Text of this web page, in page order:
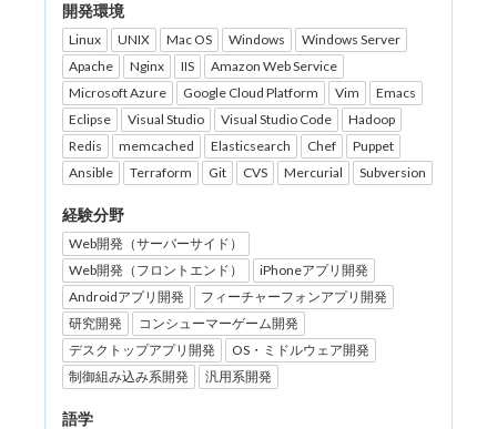
開発環境
Linux UNIX Mac OS Windows
Windows Server
Apache
Nginx IIS
Amazon Web Service
Microsoft Azure
Google Cloud Platform Vim
Emacs
Eclipse
Visual Studio Visual Studio Code
Hadoop
Redis
memcached Elasticsearch Chef
Puppet
Ansible
Terraform Git CVS Mercurial Subversion
経験分野
Web開発（サーバーサイド）
Web開発（フロントエンド）
iPhoneアプリ開発
Androidアプリ開発
フィーチャーフォンアプリ開発
研究開発
コンシューマーゲーム開発
デスクトップアプリ開発
OS・ミドルウェア開発
制御組み込み系開発
汎用系開発
語学